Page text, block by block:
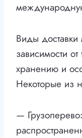
Виды доставки
зависимости
хранению и
Некоторые из
—